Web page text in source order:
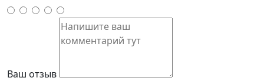
Ваш отзыв